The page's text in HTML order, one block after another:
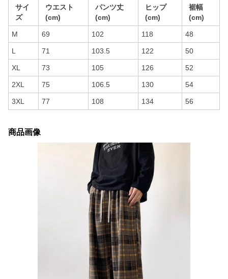
サイ
ズ
ウエスト
(cm)
パンツ丈
(cm)
ヒップ
(cm)
裾幅
(cm)
M 69 102 118 48
L 71 103.5 122 50
XL 73 105 126 52
2XL 75 106.5 130 54
3XL 77 108 134 56
商品画像